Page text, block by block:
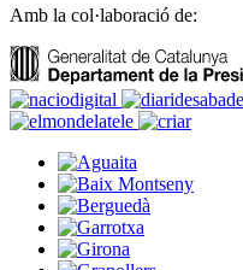
Amb la col·laboració de: